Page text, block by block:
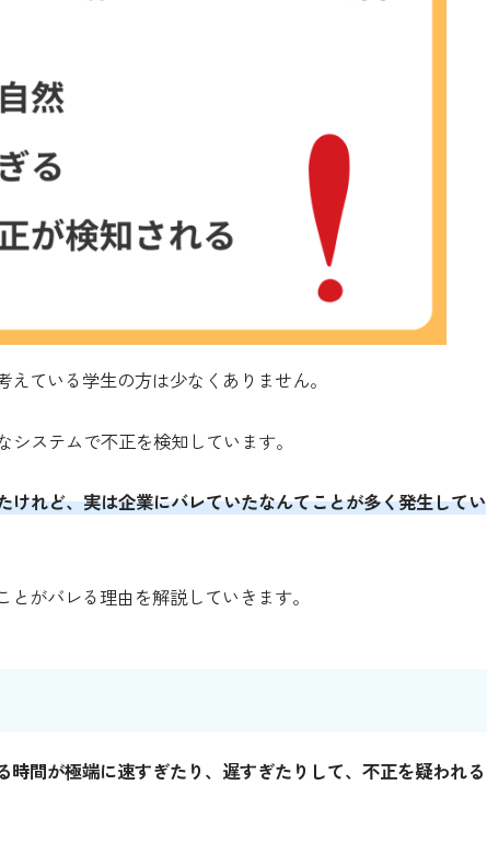
ている学生の方は少なくありません。
ステムで不正を検知しています。
れど、実は企業にバレていたなんてことが多く発生してい
がバレる理由を解説していきます。
間が極端に速すぎたり、遅すぎたりして、不正を疑われる